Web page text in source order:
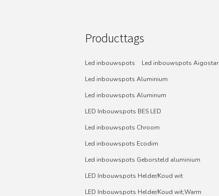
Producttags
Led inbouwspots
Led inbouwspots Aigostar
Led inbouwspots Aluminium
Led inbouwspots Aluminum
LED Inbouwspots BES LED
Led inbouwspots Chroom
Led inbouwspots Ecodim
Led inbouwspots Geborsteld aluminium
LED Inbouwspots Helder/Koud wit
LED Inbouwspots Helder/Koud wit;Warm